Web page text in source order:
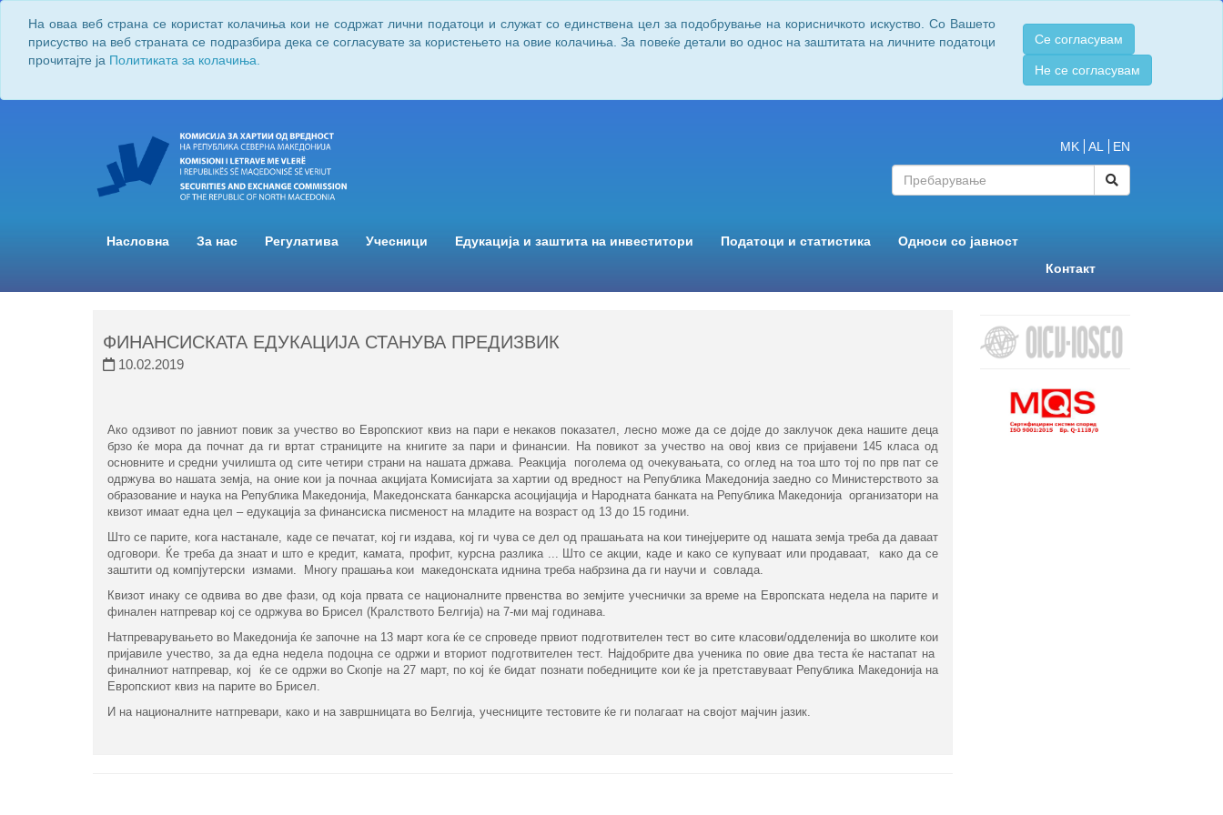
На оваа веб страна се користат колачиња кои не содржат лични податоци и служат со единствена цел за подобрување на корисничкото искуство. Со Вашето
присуство на веб страната се подразбира дека се согласувате за користењето на овие колачиња. За повеќе детали во однос на заштитата на личните податоци
прочитајте ја Политиката за колачиња.
Се согласувам
Не се согласувам
MK AL EN
Насловна За нас Регулатива Учесници Едукација и заштита на инвеститори Податоци и статистика
Односи со јавност
Контакт
ФИНАНСИСКАТА ЕДУКАЦИЈА СТАНУВА ПРЕДИЗВИК
10.02.2019
Ако одзивот по јавниот повик за учество во Европскиот квиз на пари е некаков показател, лесно може да се дојде до заклучок дека нашите деца
брзо ќе мора да почнат да ги вртат страниците на книгите за пари и финансии. На повикот за учество на овој квиз се пријавени 145 класа од
основните и средни училишта од сите четири страни на нашата држава. Реакција поголема од очекувањата, со оглед на тоа што тој по прв пат се
одржува во нашата земја, на оние кои ја почнаа акцијата Комисијата за хартии од вредност на Република Македонија заедно со Министерството за
образование и наука на Република Македонија, Македонската банкарска асоцијација и Народната банката на Република Македонија организатори на
квизот имаат една цел – едукација за финансиска писменост на младите на возраст од 13 до 15 години.
Што се парите, кога настанале, каде се печатат, кој ги издава, кој ги чува се дел од прашањата на кои тинејџерите од нашата земја треба да даваат
одговори. Ќе треба да знаат и што е кредит, камата, профит, курсна разлика ... Што се акции, каде и како се купуваат или продаваат, како да се
заштити од компјутерски измами. Многу прашања кои македонската иднина треба набрзина да ги научи и совлада.
Квизот инаку се одвива во две фази, од која првата се националните првенства во земјите учеснички за време на Европската недела на парите и
финален натпревар кој се одржува во Брисел (Кралството Белгија) на 7-ми мај годинава.
Натпреварувањето во Македонија ќе започне на 13 март кога ќе се спроведе првиот подготвителен тест во сите класови/одделенија во школите кои
пријавиле учество, за да една недела подоцна се одржи и вториот подготвителен тест. Најдобрите два ученика по овие два теста ќе настапат на
финалниот натпревар, кој ќе се одржи во Скопје на 27 март, по кој ќе бидат познати победниците кои ќе ја претставуваат Република Македонија на
Европскиот квиз на парите во Брисел.
И на националните натпревари, како и на завршницата во Белгија, учесниците тестовите ќе ги полагаат на својот мајчин јазик.